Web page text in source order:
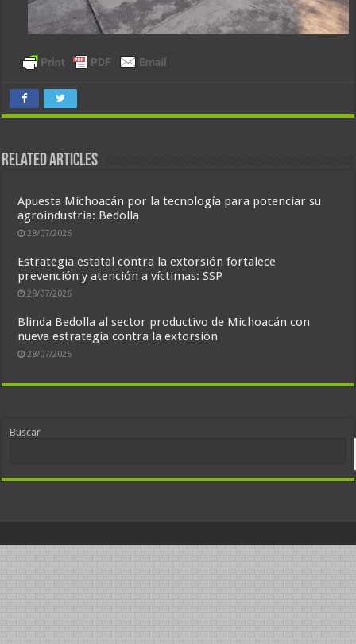
Related Articles
Apuesta Michoacán por la tecnología para potenciar su
agroindustria: Bedolla
28/07/2026
Estrategia estatal contra la extorsión fortalece
prevención y atención a víctimas: SSP
28/07/2026
Blinda Bedolla al sector productivo de Michoacán con
nueva estrategia contra la extorsión
28/07/2026
Buscar